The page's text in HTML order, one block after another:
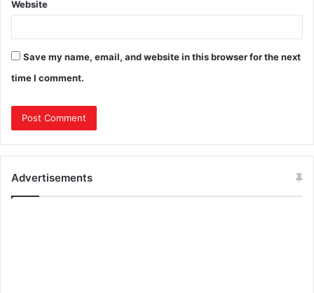
Website
Save my name, email, and website in this browser for the next
time I comment.
Advertisements